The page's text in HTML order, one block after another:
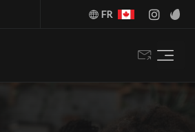
FR